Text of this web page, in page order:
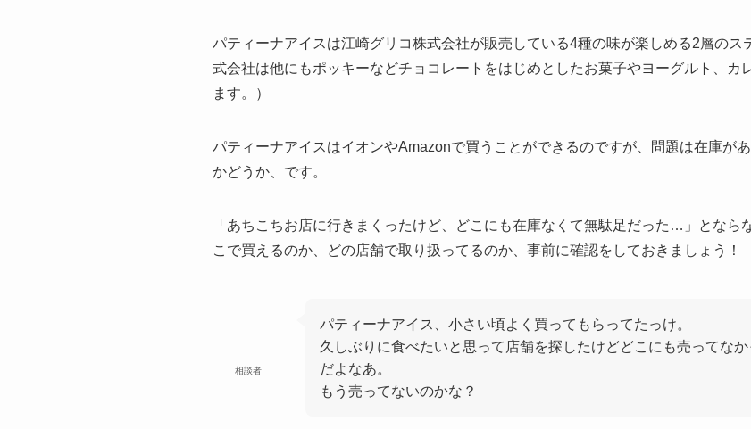
パティーナアイスは江崎グリコ株式会社が販売している4種の味が楽しめる2層の
式会社は他にもポッキーなどチョコレートをはじめとしたお菓子やヨーグルト、カ
ます。）
パティーナアイスはイオンやAmazonで買うことができるのですが、問題は在庫が
かどうか、です。
「あちこちお店に行きまくったけど、どこにも在庫なくて無駄足だった…」となら
こで買えるのか、どの店舗で取り扱ってるのか、事前に確認をしておきましょう！
相談者
パティーナアイス、小さい頃よく買ってもらってたっけ。
久しぶりに食べたいと思って店舗を探したけどどこにも売ってなか
だよなあ。
もう売ってないのかな？